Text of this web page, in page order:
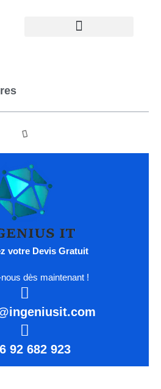
votre Devis Gratuit
dès maintenant !
92 682 923